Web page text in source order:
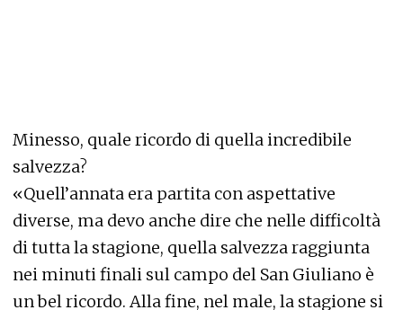
Minesso, quale ricordo di quella incredibile
salvezza?
«Quell’annata era partita con aspettative
diverse, ma devo anche dire che nelle difficoltà
di tutta la stagione, quella salvezza raggiunta
nei minuti finali sul campo del San Giuliano è
un bel ricordo. Alla fine, nel male, la stagione si